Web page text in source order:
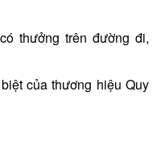
thưởng trên đường đi,
của thương hiệu Quy